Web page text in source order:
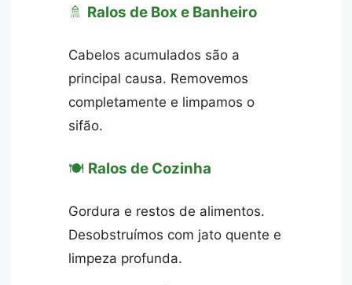
🚿 Ralos de Box e Banheiro
Cabelos acumulados são a
principal causa. Removemos
completamente e limpamos o
sifão.
🍽️ Ralos de Cozinha
Gordura e restos de alimentos.
Desobstruímos com jato quente e
limpeza profunda.